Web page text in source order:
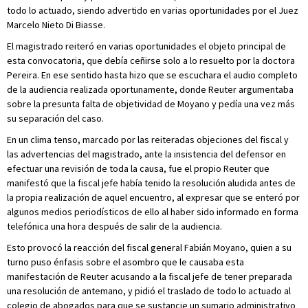
todo lo actuado, siendo advertido en varias oportunidades por el Juez
Marcelo Nieto Di Biasse.
El magistrado reiteró en varias oportunidades el objeto principal de
esta convocatoria, que debía ceñirse solo a lo resuelto por la doctora
Pereira. En ese sentido hasta hizo que se escuchara el audio completo
de la audiencia realizada oportunamente, donde Reuter argumentaba
sobre la presunta falta de objetividad de Moyano y pedía una vez más
su separación del caso.
En un clima tenso, marcado por las reiteradas objeciones del fiscal y
las advertencias del magistrado, ante la insistencia del defensor en
efectuar una revisión de toda la causa, fue el propio Reuter que
manifestó que la fiscal jefe había tenido la resolución aludida antes de
la propia realización de aquel encuentro, al expresar que se enteró por
algunos medios periodísticos de ello al haber sido informado en forma
telefónica una hora después de salir de la audiencia.
Esto provocó la reacción del fiscal general Fabián Moyano, quien a su
turno puso énfasis sobre el asombro que le causaba esta
manifestación de Reuter acusando a la fiscal jefe de tener preparada
una resolución de antemano, y pidió el traslado de todo lo actuado al
colegio de abogados para que se sustancie un sumario administrativo